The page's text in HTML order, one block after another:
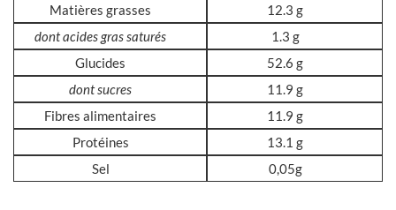
Matières grasses
12.3 g
dont acides gras saturés
1.3 g
Glucides
52.6 g
dont sucres
11.9 g
Fibres alimentaires
11.9 g
Protéines
13.1 g
Sel
0,05g